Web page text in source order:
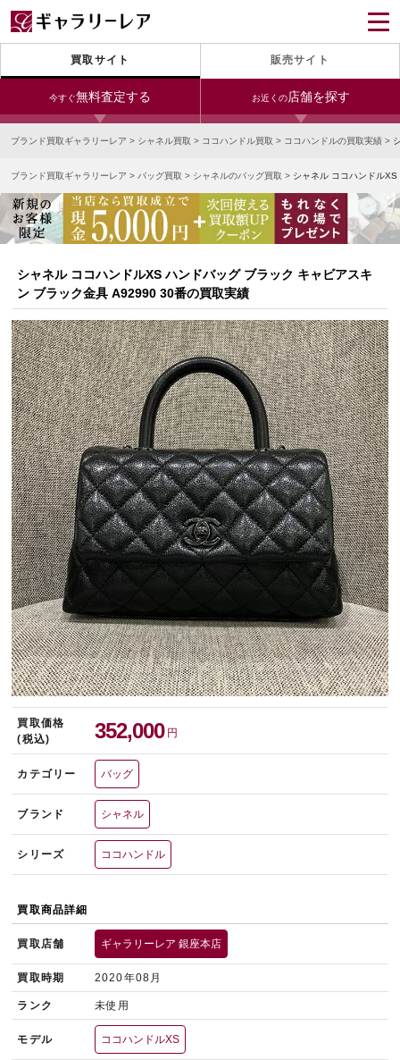
買取サイト 販売サイト
今すぐ無料査定する お近くの店舗を探す
24時間受付（対応時間10:00～19:00）
宅配買取を申し込む
無料の宅配キットをお届けします
今すぐ電話査定
受付時間 10:00～19:00
銀座本店 青山表参道店 新宿東口店
小田急新宿店 LAB東京 名古屋大須店
なんば店 神戸元町(三宮)店
中野ブロードウェイ
宅配買取を申し込む
無料の宅配キットをお届けします
ブランド買取ギャラリーレア > シャネル買取 > ココハンドル買取 > ココハンドルの買取実績 >
ブランド買取ギャラリーレア > バッグ買取 > シャネルのバッグ買取 > シャネル ココハンドル
シャネル ココハンドルXS ハンドバッグ ブラック キャビアスキ
ン ブラック金具 A92990 30番の買取実績
買取価格
(税込)
352,000 円
カテゴリー バッグ
ブランド シャネル
シリーズ ココハンドル
買取商品詳細
買取店舗 ギャラリーレア 銀座本店
買取時期 2020年08月
ランク 未使用
モデル ココハンドルXS